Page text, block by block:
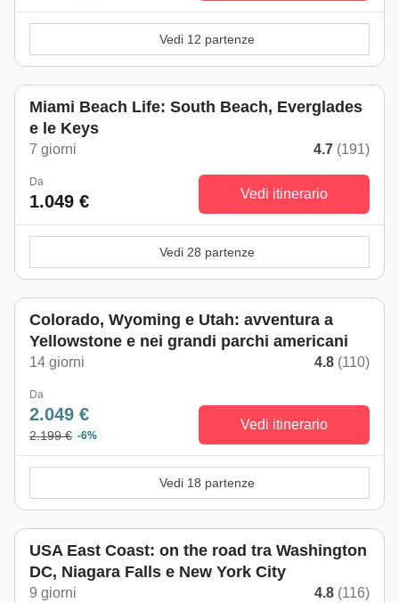
Vedi 12 partenze
Miami Beach Life: South Beach, Everglades
e le Keys
7 giorni 4.7 (191)
Da
1.049 € Vedi itinerario
Vedi 28 partenze
Colorado, Wyoming e Utah: avventura a
Yellowstone e nei grandi parchi americani
14 giorni 4.8 (110)
Da
2.049 €
2.199 € -6%
Vedi itinerario
Vedi 18 partenze
USA East Coast: on the road tra Washington
DC, Niagara Falls e New York City
9 giorni 4.8 (116)